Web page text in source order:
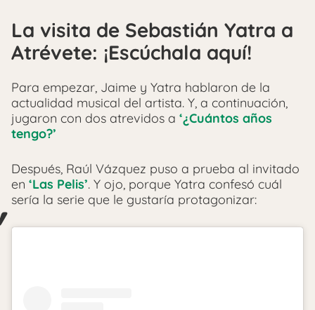
La visita de Sebastián Yatra a
Atrévete: ¡Escúchala aquí!
Para empezar, Jaime y Yatra hablaron de la
actualidad musical del artista. Y, a continuación,
jugaron con dos atrevidos a ‘¿Cuántos años
tengo?’
Después, Raúl Vázquez puso a prueba al invitado
en ‘Las Pelis’. Y ojo, porque Yatra confesó cuál
sería la serie que le gustaría protagonizar: